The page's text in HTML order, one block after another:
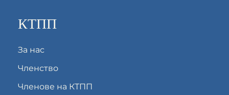
КТПП
За нас
Членство
Членове на КТПП